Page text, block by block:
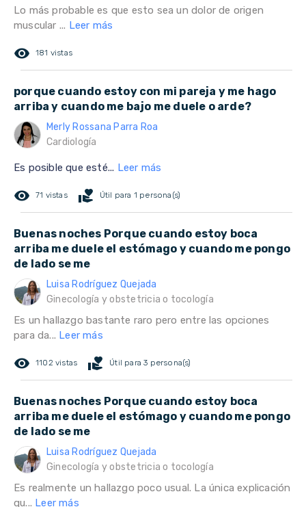
Lo más probable es que esto sea un dolor de origen
muscular ... Leer más
remove_red_eye 181 vistas
porque cuando estoy con mi pareja y me hago
arriba y cuando me bajo me duele o arde?
Merly Rossana Parra Roa
Cardiología
Es posible que esté... Leer más
remove_red_eye 71 vistas volunteer_activism Útil para 1 persona(s)
Buenas noches Porque cuando estoy boca
arriba me duele el estómago y cuando me pongo
de lado se me
Luisa Rodríguez Quejada
Ginecología y obstetricia o tocología
Es un hallazgo bastante raro pero entre las opciones
para da... Leer más
remove_red_eye 1102 vistas volunteer_activism Útil para 3 persona(s)
Buenas noches Porque cuando estoy boca
arriba me duele el estómago y cuando me pongo
de lado se me
Luisa Rodríguez Quejada
Ginecología y obstetricia o tocología
Es realmente un hallazgo poco usual. La única explicación
qu... Leer más